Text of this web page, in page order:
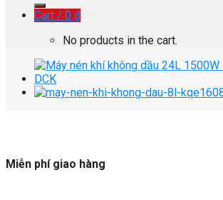
Cart / 0 ₫
No products in the cart.
Miễn phí giao hàng